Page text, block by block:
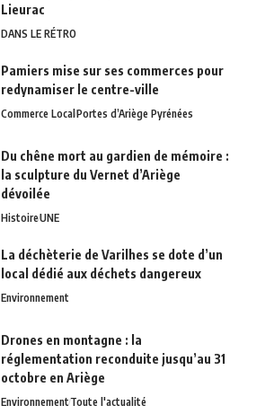
Lieurac
DANS LE RÉTRO
Pamiers mise sur ses commerces pour
redynamiser le centre-ville
Commerce LocalPortes d’Ariège Pyrénées
Du chêne mort au gardien de mémoire :
la sculpture du Vernet d’Ariège
dévoilée
HistoireUNE
La déchèterie de Varilhes se dote d’un
local dédié aux déchets dangereux
Environnement
Drones en montagne : la
réglementation reconduite jusqu’au 31
octobre en Ariège
EnvironnementToute l'actualité